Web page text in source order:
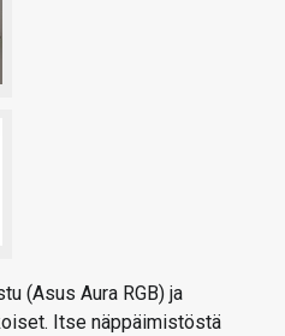
(Asus Aura RGB) ja
Itse näppäimistöstä